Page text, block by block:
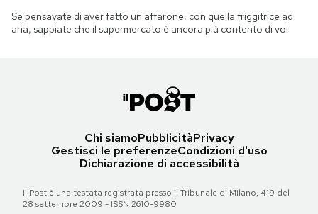
Se pensavate di aver fatto un affarone, con quella friggitrice ad
aria, sappiate che il supermercato è ancora più contento di voi
Chi siamoPubblicitàPrivacy
Gestisci le preferenzeCondizioni d'uso
Dichiarazione di accessibilità
Il Post è una testata registrata presso il Tribunale di Milano, 419 del
28 settembre 2009 - ISSN 2610-9980